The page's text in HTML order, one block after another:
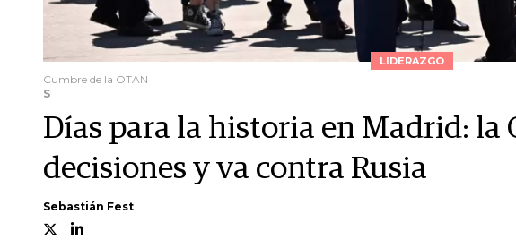
LIDERAZGO
Cumbre de la OTAN
S
Días para la historia en Madrid: la
decisiones y va contra Rusia
Sebastián Fest